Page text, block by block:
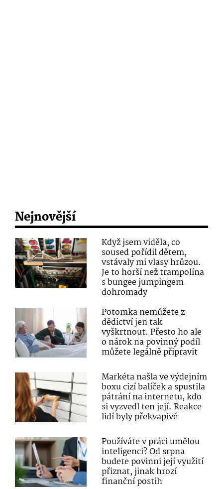
Nejnovější
Když jsem viděla, co
soused pořídil dětem,
vstávaly mi vlasy hrůzou.
Je to horší než trampolína
s bungee jumpingem
dohromady
Potomka nemůžete z
dědictví jen tak
vyškrtnout. Přesto ho ale
o nárok na povinný podíl
můžete legálně připravit
Markéta našla ve výdejním
boxu cizí balíček a spustila
pátrání na internetu, kdo
si vyzvedl ten její. Reakce
lidí byly překvapivé
Používáte v práci umělou
inteligenci? Od srpna
budete povinni její využití
přiznat, jinak hrozí
finanční postih